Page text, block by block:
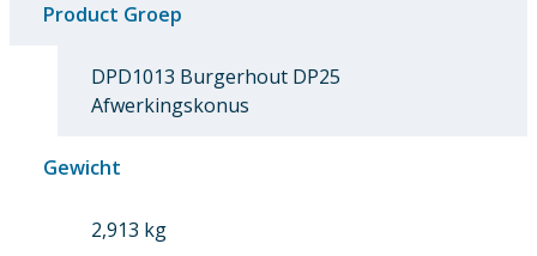
Product Groep
DPD1013 Burgerhout DP25
Afwerkingskonus
Gewicht
2,913 kg